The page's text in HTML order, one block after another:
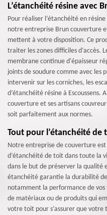
L’étanchéité résine avec
Pour réaliser l’étanchéité en
notre entreprise Brun couverture
mettent à votre disposition. Ce
traiter les zones difficiles d’accès.
membrane continue d'épaisseur
joints de soudure comme avec les
intervenir sur les corniches, les
d’étanchéité résine à Escoussens.
couverture et ses artisans
soit parfaitement aux normes.
Tout pour l’étanchéité
Notre entreprise de couverture
d’étanchéité de toit dans toute la
dans le but de préserver la
étanchéité garantie la durabilité
notamment la performance de vos
de matériaux ou de produits qui
votre toit pour s’assurer que